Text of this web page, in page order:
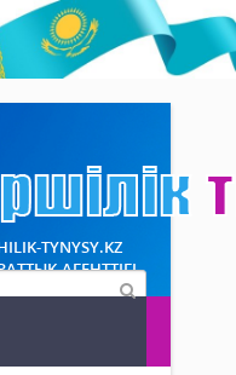
TYNYSY.KZ
АГЕНТТІГІ